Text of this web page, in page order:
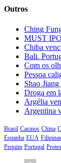
Outros
Ching
MUST
Chiba
Bali.
Com os
Pessoa
Shao
Droga em
Argélia
Argentina
Brasil Casinos China
Espanha EUA Filipinas
Pequim Portugal